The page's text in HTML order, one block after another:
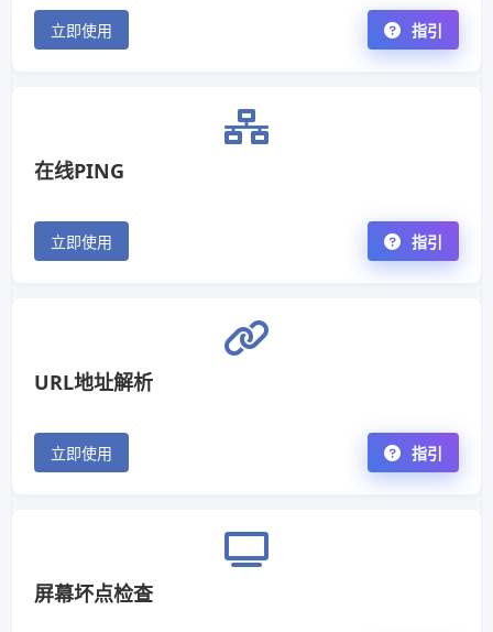
立即使用 指引
在线PING
立即使用 指引
URL地址解析
立即使用 指引
屏幕坏点检查